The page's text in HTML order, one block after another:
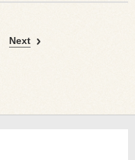
Next